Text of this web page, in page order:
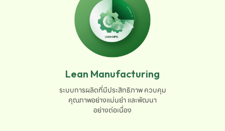
Lean Manufacturing
ระบบการผลิตที่มีประสิทธิภาพ ควบคุม
คุณภาพอย่างแม่นยำ และพัฒนา
อย่างต่อเนื่อง